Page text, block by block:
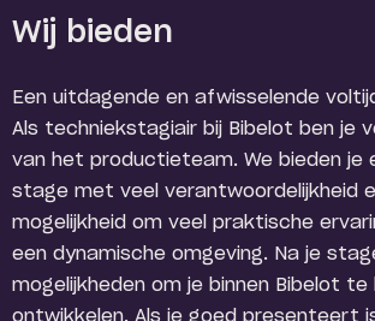
Wij bieden
Een uitdagende en afwisselende
Als techniekstagiair bij Bibelot ben je
van het productieteam. We bieden je
stage met veel verantwoordelijkheid
mogelijkheid om veel praktische
een dynamische omgeving. Na je
mogelijkheden om je binnen Bibelot te
ontwikkelen. Als je goed presenteert